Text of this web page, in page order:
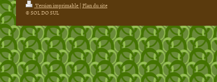
Version imprimable|Plan du site
© SOL DO SUL